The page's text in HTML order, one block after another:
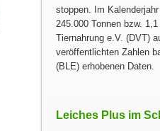
stoppen. Im
245.000 Tonnen bzw.
Tiernahrung e.V. (DVT)
veröffentlichten Zahlen
(BLE) erhobenen Daten.
Leiches Plus im